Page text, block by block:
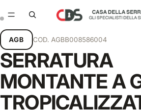
AGB COD. AGBB008586004
SERRATURA
MONTANTE A